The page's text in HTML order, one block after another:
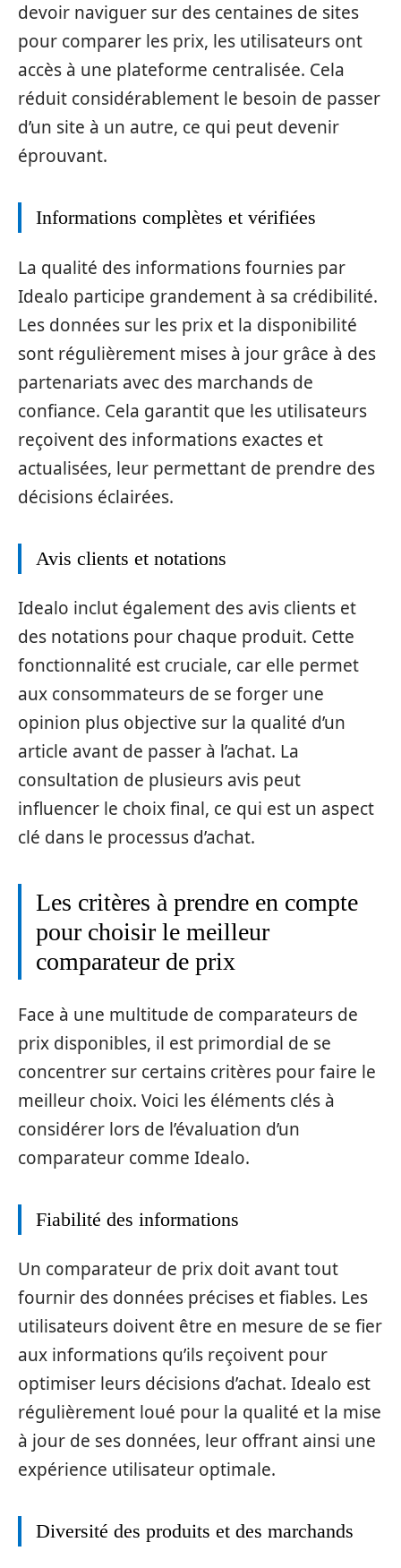
devoir naviguer sur des centaines de sites
pour comparer les prix, les utilisateurs ont
accès à une plateforme centralisée. Cela
réduit considérablement le besoin de passer
d’un site à un autre, ce qui peut devenir
éprouvant.
Informations complètes et vérifiées
La qualité des informations fournies par
Idealo participe grandement à sa crédibilité.
Les données sur les prix et la disponibilité
sont régulièrement mises à jour grâce à des
partenariats avec des marchands de
confiance. Cela garantit que les utilisateurs
reçoivent des informations exactes et
actualisées, leur permettant de prendre des
décisions éclairées.
Avis clients et notations
Idealo inclut également des avis clients et
des notations pour chaque produit. Cette
fonctionnalité est cruciale, car elle permet
aux consommateurs de se forger une
opinion plus objective sur la qualité d’un
article avant de passer à l’achat. La
consultation de plusieurs avis peut
influencer le choix final, ce qui est un aspect
clé dans le processus d’achat.
Les critères à prendre en compte
pour choisir le meilleur
comparateur de prix
Face à une multitude de comparateurs de
prix disponibles, il est primordial de se
concentrer sur certains critères pour faire le
meilleur choix. Voici les éléments clés à
considérer lors de l’évaluation d’un
comparateur comme Idealo.
Fiabilité des informations
Un comparateur de prix doit avant tout
fournir des données précises et fiables. Les
utilisateurs doivent être en mesure de se fier
aux informations qu’ils reçoivent pour
optimiser leurs décisions d’achat. Idealo est
régulièrement loué pour la qualité et la mise
à jour de ses données, leur offrant ainsi une
expérience utilisateur optimale.
Diversité des produits et des marchands